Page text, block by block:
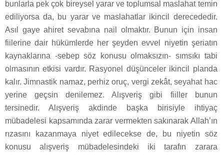
bunlarla pek çok bireysel yarar ve toplumsal maslahat temin
ediliyorsa da, bu yarar ve maslahatlar ikincil derecededir.
Asıl gaye ahiret sevabına nail olmaktır. Bunun için insan
fiilerine dair hükümlerde her şeyden evvel niyetin şeriatın
kaynaklarına -sebep söz konusu olmaksızın- sımsıkı tabi
olmasının etkisi vardır. Rasyonel düşünceler ikincil planda
kalır. Jimnastik namaz, perhiz oruç, vergi zekât, seyahat hac
yerine geçsin denilemez. Alışveriş gibi fiiller bunun
tersinedir. Alışveriş akdinde başka birisiyle ihtiyaç
mübadelesi kapsamında zarar vermekten sakınarak Allah’ın
rızasını kazanmaya niyet edilecekse de, bu niyetin söz
konusu alışveriş mübadelesindeki iki tarafın zarara